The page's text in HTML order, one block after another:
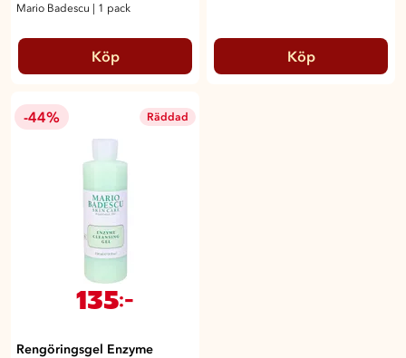
Mario Badescu 1 pack
Köp Köp
-44% Räddad
135:-
Rengöringsgel Enzyme